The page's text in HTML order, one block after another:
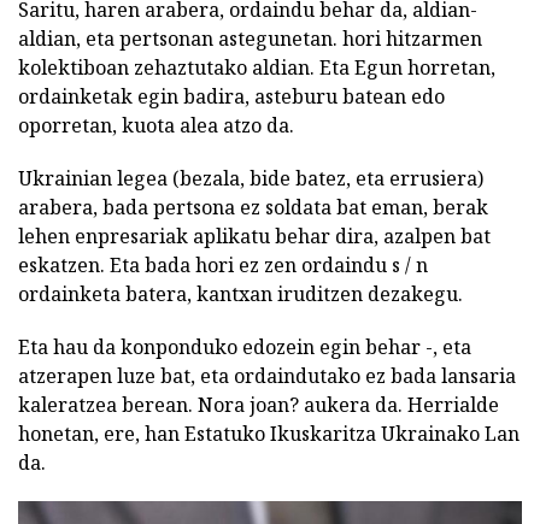
Saritu, haren arabera, ordaindu behar da, aldian-
aldian, eta pertsonan astegunetan. hori hitzarmen
kolektiboan zehaztutako aldian. Eta Egun horretan,
ordainketak egin badira, asteburu batean edo
oporretan, kuota alea atzo da.
Ukrainian legea (bezala, bide batez, eta errusiera)
arabera, bada pertsona ez soldata bat eman, berak
lehen enpresariak aplikatu behar dira, azalpen bat
eskatzen. Eta bada hori ez zen ordaindu s / n
ordainketa batera, kantxan iruditzen dezakegu.
Eta hau da konponduko edozein egin behar -, eta
atzerapen luze bat, eta ordaindutako ez bada lansaria
kaleratzea berean. Nora joan? aukera da. Herrialde
honetan, ere, han Estatuko Ikuskaritza Ukrainako Lan
da.